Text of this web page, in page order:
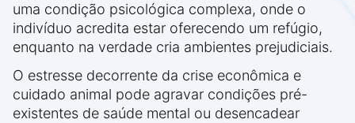
uma condição psicológica complexa, onde o
indivíduo acredita estar oferecendo um refúgio,
enquanto na verdade cria ambientes prejudiciais.
O estresse decorrente da crise econômica e
cuidado animal pode agravar condições pré-
existentes de saúde mental ou desencadear